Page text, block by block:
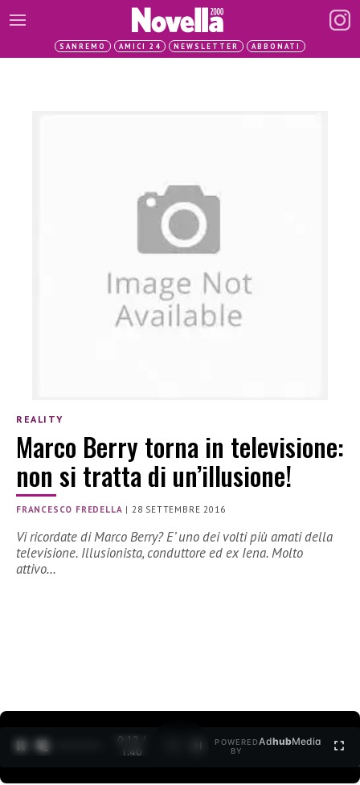
SANREMO AMICI 24 NEWSLETTER ABBONATI
REALITY
Marco Berry torna in televisione:
non si tratta di un’illusione!
FRANCESCO FREDELLA | 28 SETTEMBRE 2016
Vi ricordate di Marco Berry? E’ uno dei volti più amati della
televisione. Illusionista, conduttore ed ex Iena. Molto
attivo…
0:12 /
1:40
POWERED
BY
AdhubMedia